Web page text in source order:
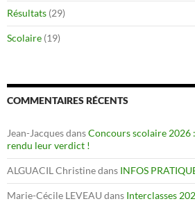
Résultats (29)
Scolaire (19)
COMMENTAIRES RÉCENTS
Jean-JacquesdansConcours scolaire 2026
rendu leur verdict !
ALGUACIL Christinedans INFOS
Marie-Cécile LEVEAU dans Interclasses